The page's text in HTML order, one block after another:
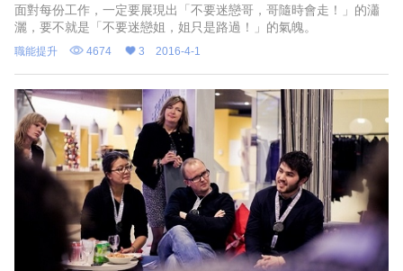
面對每份工作，一定要展現出「不要迷戀哥，哥隨時會走！」的瀟
灑，要不就是「不要迷戀姐，姐只是路過！」的氣魄。
職能提升 4674 3 2016-4-1